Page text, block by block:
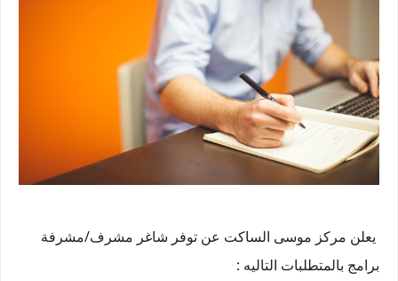
يعلن مركز موسى الساكت عن توفر شاغر مشرف/مشرفة
برامج بالمتطلبات التاليه :